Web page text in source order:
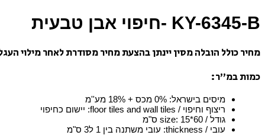
KY-6345-B -חיפוי אבן טבעית
מחיר כולל הובלה מסין יינתן בהצעת מחיר מסודרת לאחר מילוי
כמות במ”ר:
מיסים בישראל: 0% מכס + 18% מע''מ
ריצוף וחיפוי / floor tiles and wall tiles
: יישום כחיפוי
גודל / size
: 15*60 ס"מ
עובי / thickness
: עובי משתנה בין 1 ל3 ס"מ